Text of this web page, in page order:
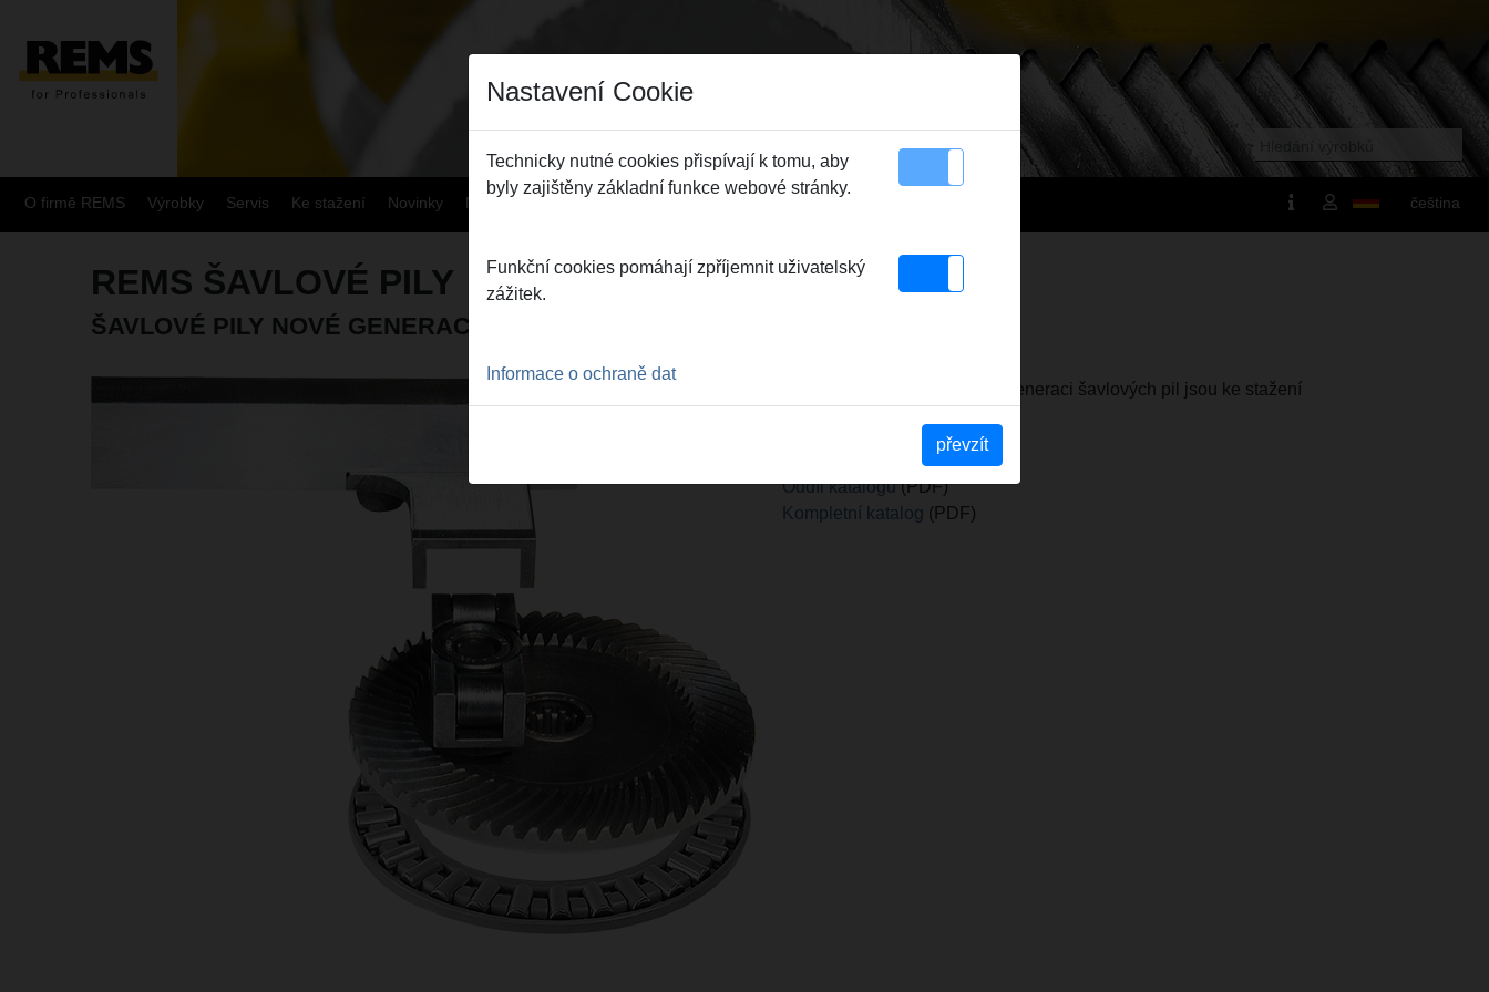
O firmě REMS Výrobky Servis Ke stažení Novinky Mapa plochy stránky čeština
REMS ŠAVLOVÉ PILY
ŠAVLOVÉ PILY NOVÉ GENERACE
Technické informace k nové generaci šavlových pil jsou ke stažení
Oddíl katalogu(PDF)
Kompletní katalog (PDF)
Nastavení Cookie
Technicky nutné cookies přispívají k tomu, aby
byly zajištěny základní funkce webové stránky.
Funkční cookies pomáhají zpříjemnit uživatelský
zážitek.
Informace o ochraně dat
převzít